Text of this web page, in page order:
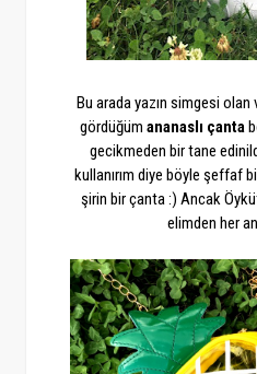
Bu arada yazın simgesi
gördüğüm ananaslı çanta
gecikmeden bir tane
kullanırım diye böyle şeffaf
şirin bir çanta :) Ancak
elimden her